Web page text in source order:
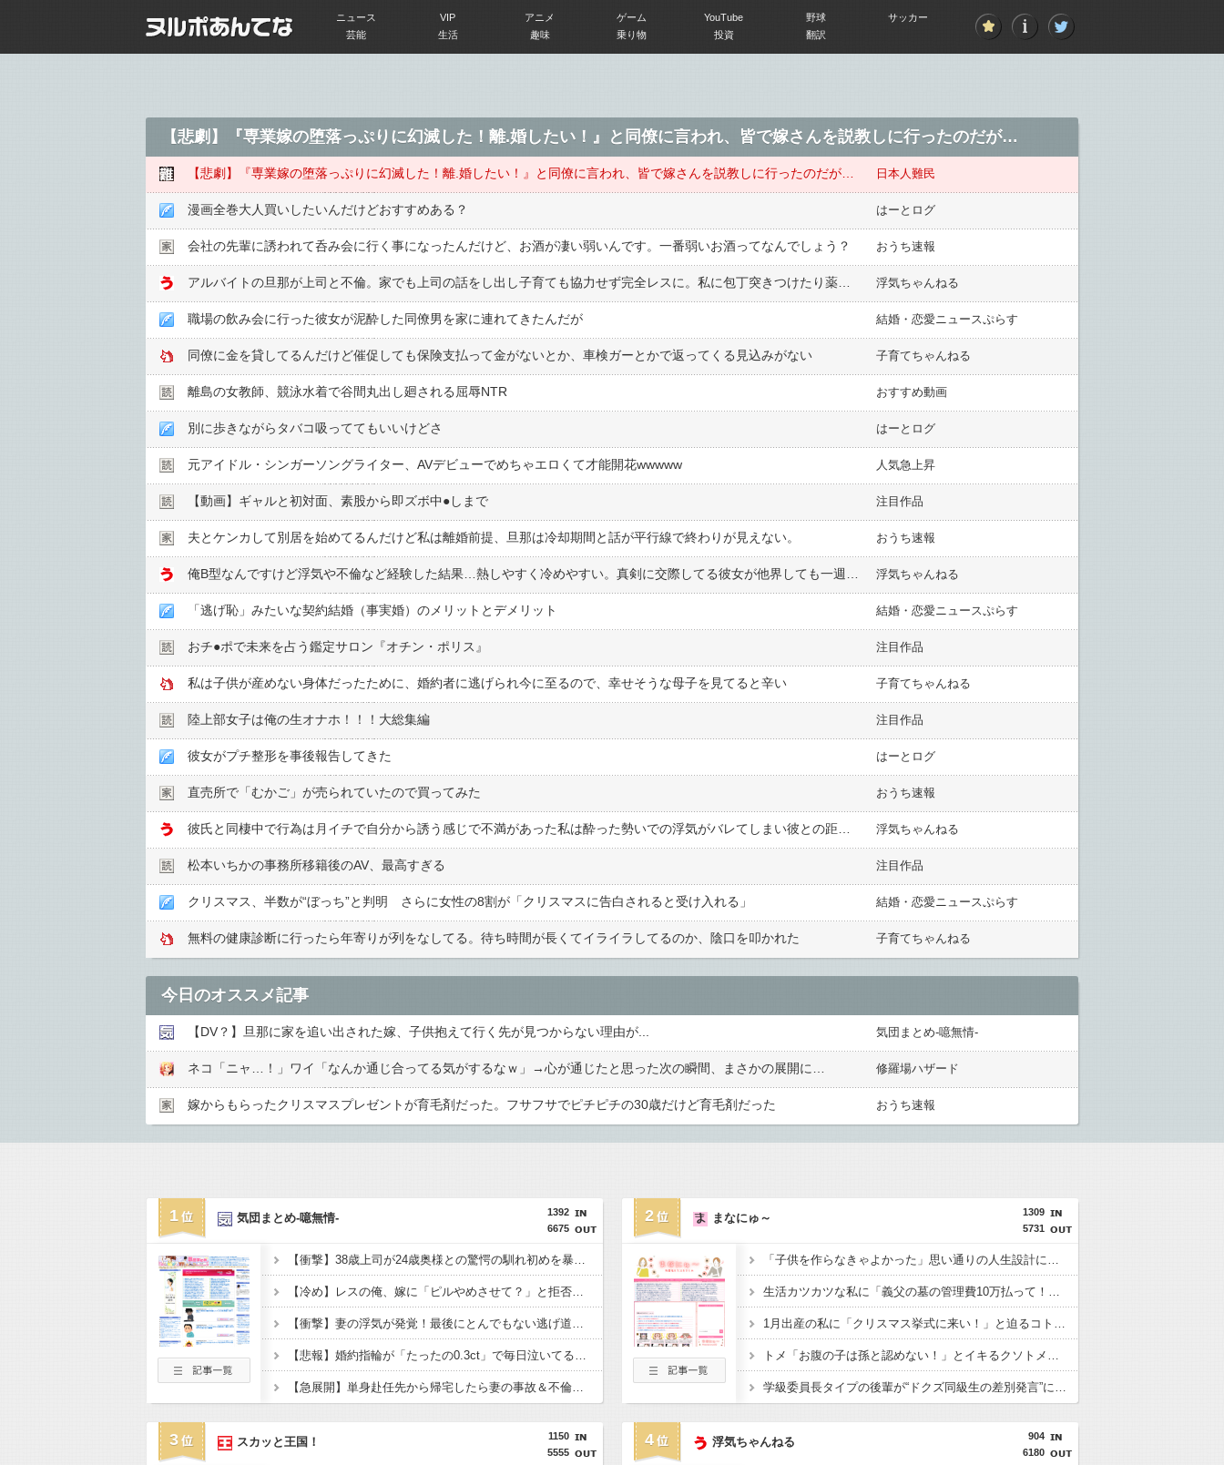
ニュース VIP アニメ ゲーム YouTube 野球
サッカー
芸能
生活 趣味 乗り物 投資 翻訳
【悲劇】『専業嫁の堕落っぷりに幻滅した！離.婚したい！』と同僚に言われ、皆で嫁さんを説教しに行ったのだが…
【悲劇】『専業嫁の堕落っぷりに幻滅した！離.婚したい！』と同僚に言われ、皆で嫁さんを説教しに行ったのだが… 日本人難民
漫画全巻大人買いしたいんだけどおすすめある？ はーとログ
会社の先輩に誘われて呑み会に行く事になったんだけど、お酒が凄い弱いんです。一番弱いお酒ってなんでしょう？ おうち速報
浮気ちゃんねる
職場の飲み会に行った彼女が泥酔した同僚男を家に連れてきたんだが 結婚・恋愛ニュースぷらす
同僚に金を貸してるんだけど催促しても保険支払って金がないとか、車検ガーとかで返ってくる見込みがない 子育てちゃんねる
離島の女教師、競泳水着で谷間丸出し廻される屈辱NTR おすすめ動画
別に歩きながらタバコ吸っててもいいけどさ はーとログ
元アイドル・シンガーソングライター、AVデビューでめちゃエロくて才能開花wwwww 人気急上昇
【動画】ギャルと初対面、素股から即ズボ中●︎しまで 注目作品
夫とケンカして別居を始めてるんだけど私は離婚前提、旦那は冷却期間と話が平行線で終わりが見えない。 おうち速報
浮気ちゃんねる
「逃げ恥」みたいな契約結婚（事実婚）のメリットとデメリット 結婚・恋愛ニュースぷらす
おチ●︎ポで未来を占う鑑定サロン『オチン・ポリス』 注目作品
私は子供が産めない身体だったために、婚約者に逃げられ今に至るので、幸せそうな母子を見てると辛い 子育てちゃんねる
陸上部女子は俺の生オナホ！！！大総集編 注目作品
彼女がプチ整形を事後報告してきた はーとログ
直売所で「むかご」が売られていたので買ってみた おうち速報
浮気ちゃんねる
松本いちかの事務所移籍後のAV、最高すぎる 注目作品
クリスマス、半数が“ぼっち”と判明 さらに女性の8割が「クリスマスに告白されると受け入れる」 結婚・恋愛ニュースぷらす
無料の健康診断に行ったら年寄りが列をなしてる。待ち時間が長くてイライラしてるのか、陰口を叩かれた 子育てちゃんねる
今日のオススメ記事
【DV？】旦那に家を追い出された嫁、子供抱えて行く先が見つからない理由が... 気団まとめ-噫無情-
ネコ「ニャ…！」ワイ「なんか通じ合ってる気がするなｗ」→心が通じたと思った次の瞬間、まさかの展開に… 修羅場ハザード
嫁からもらったクリスマスプレゼントが育毛剤だった。フサフサでピチピチの30歳だけど育毛剤だった おうち速報
1
1392
6675
気団まとめ-噫無情-
【衝撃】38歳上司が24歳奥様との驚愕の馴れ初めを暴露、その内容がヤバすぎて職場が沈黙した理由ｗｗｗｗ
【冷め】レスの俺、嫁に「ピルやめさせて？」と拒否されて夫婦危機ｗｗｗｗ
【衝撃】妻の浮気が発覚！最後にとんでもない逃げ道を選んだ結果wwwww
【悲報】婚約指輪が「たったの0.3ct」で毎日泣いてる私がヤバすぎる理由がコレｗｗｗｗｗ
【急展開】単身赴任先から帰宅したら妻の事故＆不倫が発覚…離婚決意の理由がｗｗｗｗ
2
1309
5731
まなにゅ～
「子供を作らなきゃよかった」思い通りの人生設計にならず妻へ暴言を吐く友人。離婚を突きつけられ鬱になった友人にかけた『最後の一言』←後味が悪すぎて心が痛む
生活カツカツな私に「義父の墓の管理費10万払って！」と迫るトメ。給料減で余裕ゼロなのにトメの味方をする旦那にブチギレ寸前←自分で管理できないなら墓じまいしてくれ
1月出産の私に「クリスマス挙式に来い！」と迫るコトメ＆ウト。正産期だと説明するも「予定日まで1ヶ月あるだろ！」味方ゼロの夫と冷え切った家庭の末路←命より妹を優先する夫とは離婚一択
トメ「お腹の子は孫と認めない！」とイキるクソトメに父親不明のコトメ子を引き合いに出した私。トメ「米軍の血筋よ！」私「〇〇じゃないですか」←得体の知れない～はお前（コトメ）のところだろｗ
学級委員長タイプの後輩が“ドクズ同級生の差別発言”に悩まされるも、他の前ではいい顔する二面性に困惑…関係切れと助言した結果まさかの号泣→着拒ってどういうこと？
3
1150
5555
スカッと王国！ 4
904
6180
浮気ちゃんねる